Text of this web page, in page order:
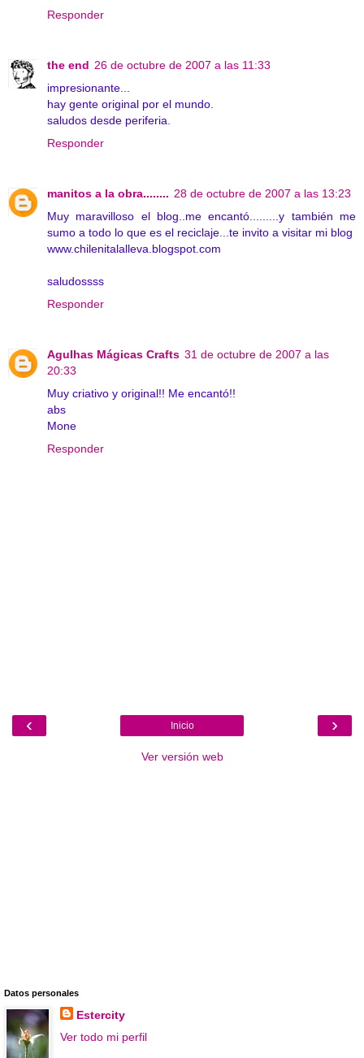
Responder
the end 26 de octubre de 2007 a las 11:33
impresionante...
hay gente original por el mundo.
saludos desde periferia.
Responder
manitos a la obra........ 28 de octubre de 2007 a las 13:23
Muy maravilloso el blog..me encantó.........y también me
sumo a todo lo que es el reciclaje...te invito a visitar mi blog
www.chilenitalalleva.blogspot.com
saludossss
Responder
Agulhas Mágicas Crafts 31 de octubre de 2007 a las
20:33
Muy criativo y original!! Me encantó!!
abs
Mone
Responder
‹ ›
Inicio
Ver versión web
Datos personales
Estercity
Ver todo mi perfil